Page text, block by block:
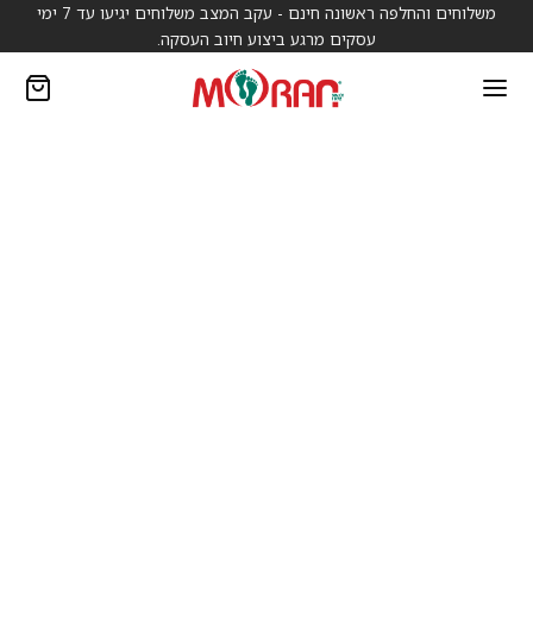
משלוחים והחלפה ראשונה חינם - עקב המצב משלוחים יגיעו עד 7 ימי
עסקים מרגע ביצוע חיוב העסקה.